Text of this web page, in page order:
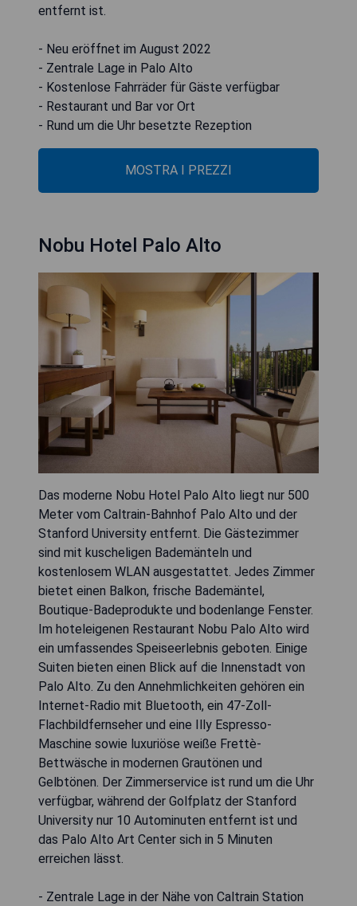
entfernt ist.
- Neu eröffnet im August 2022
- Zentrale Lage in Palo Alto
- Kostenlose Fahrräder für Gäste verfügbar
- Restaurant und Bar vor Ort
- Rund um die Uhr besetzte Rezeption
MOSTRA I PREZZI
Nobu Hotel Palo Alto
Das moderne Nobu Hotel Palo Alto liegt nur 500
Meter vom Caltrain-Bahnhof Palo Alto und der
Stanford University entfernt. Die Gästezimmer
sind mit kuscheligen Bademänteln und
kostenlosem WLAN ausgestattet. Jedes Zimmer
bietet einen Balkon, frische Bademäntel,
Boutique-Badeprodukte und bodenlange Fenster.
Im hoteleigenen Restaurant Nobu Palo Alto wird
ein umfassendes Speiseerlebnis geboten. Einige
Suiten bieten einen Blick auf die Innenstadt von
Palo Alto. Zu den Annehmlichkeiten gehören ein
Internet-Radio mit Bluetooth, ein 47-Zoll-
Flachbildfernseher und eine Illy Espresso-
Maschine sowie luxuriöse weiße Frettè-
Bettwäsche in modernen Grautönen und
Gelbtönen. Der Zimmerservice ist rund um die Uhr
verfügbar, während der Golfplatz der Stanford
University nur 10 Autominuten entfernt ist und
das Palo Alto Art Center sich in 5 Minuten
erreichen lässt.
- Zentrale Lage in der Nähe von Caltrain Station